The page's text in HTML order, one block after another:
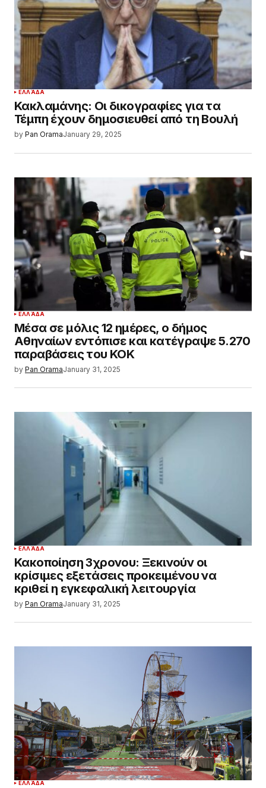
ΕΛΛΆΔΑ
Κακλαμάνης: Οι δικογραφίες για τα
Τέμπη έχουν δημοσιευθεί από τη Βουλή
by Pan OramaJanuary 29, 2025
ΕΛΛΆΔΑ
Μέσα σε μόλις 12 ημέρες, ο δήμος
Αθηναίων εντόπισε και κατέγραψε 5.270
παραβάσεις του ΚΟΚ
by Pan OramaJanuary 31, 2025
ΕΛΛΆΔΑ
Κακοποίηση 3χρονου: Ξεκινούν οι
κρίσιμες εξετάσεις προκειμένου να
κριθεί η εγκεφαλική λειτουργία
by Pan OramaJanuary 31, 2025
ΕΛΛΆΔΑ